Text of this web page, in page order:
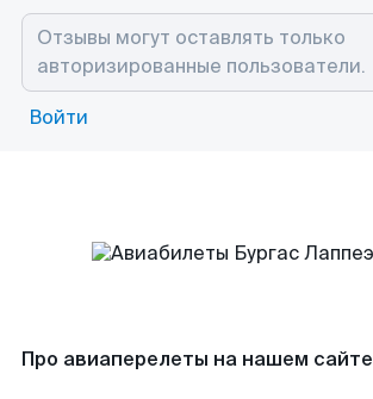
Войти
Про авиаперелеты на нашем сайте